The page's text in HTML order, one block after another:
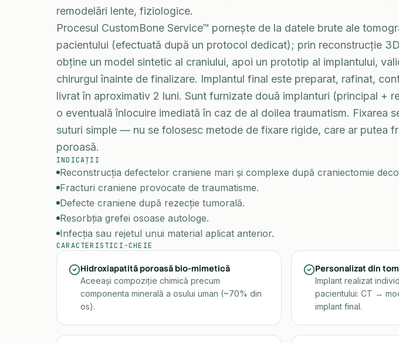
remodelări lente, fiziologice.
Procesul CustomBone Service™ pornește de la datele brute ale
pacientului (efectuată după un protocol dedicat); prin reconstrucție
obține un model sintetic al craniului, apoi un prototip al implantului,
chirurgul înainte de finalizare. Implantul final este preparat, rafinat,
livrat în aproximativ 2 luni. Sunt furnizate două implanturi (principal +
o eventuală înlocuire imediată în caz de al doilea traumatism. Fixarea
suturi simple — nu se folosesc metode de fixare rigide, care ar putea
poroasă.
INDICAȚII
Reconstrucția defectelor craniene mari și complexe după craniectomie
Fracturi craniene provocate de traumatisme.
Defecte craniene după rezecție tumorală.
Resorbția grefei osoase autologe.
Infecția sau rejetul unui material aplicat anterior.
CARACTERISTICI-CHEIE
Hidroxiapatită poroasă bio-mimetică
Aceeași compoziție chimică precum
componenta minerală a osului uman (~70% din
os).
Personalizat din
Implant realizat
pacientului: CT →
implant final.